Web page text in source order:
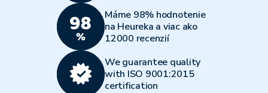
Máme 98% hodnotenie
na Heureka a viac ako
12000 recenzií
We guarantee quality
with ISO 9001:2015
certification